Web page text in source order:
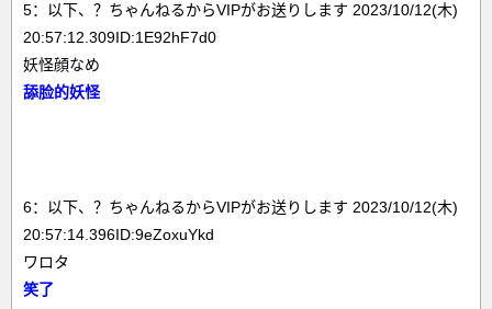
5：以下、？ちゃんねるからVIPがお送りします 2023/10/12(木)
20:57:12.309ID:1E92hF7d0
妖怪顔なめ
舔脸的妖怪
6：以下、？ちゃんねるからVIPがお送りします 2023/10/12(木)
20:57:14.396ID:9eZoxuYkd
ワロタ
笑了